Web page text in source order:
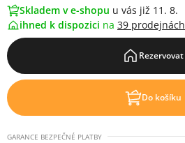
Skladem v e-shopu u vás již 11. 8.
ihned k dispozici na 39 prodejnách
Rezervovat
Do košíku
GARANCE BEZPEČNÉ PLATBY